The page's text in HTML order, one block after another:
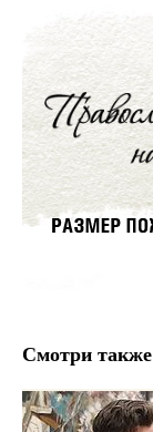
Смотри также